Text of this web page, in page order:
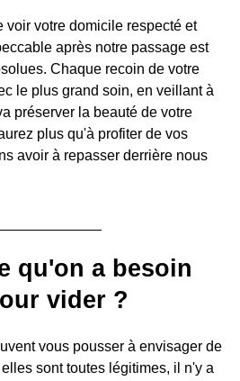
voir votre domicile respecté et
après notre passage est
Chaque recoin de votre
le plus grand soin, en veillant à
préserver la beauté de votre
plus qu'à profiter de vos
avoir à repasser derrière nous
qu'on a besoin
vider ?
vous pousser à envisager de
sont toutes légitimes, il n'y a